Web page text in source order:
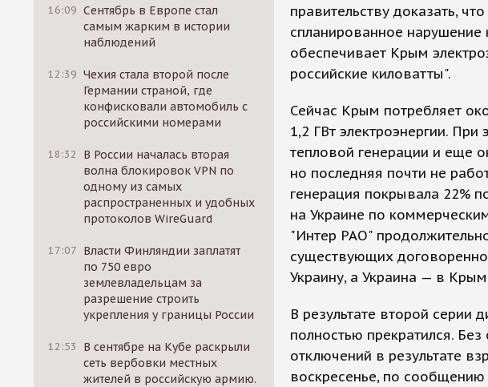
16:09 Сентябрь в Европе стал
самым жарким в истории
наблюдений
12:39 Чехия стала второй после
Германии страной, где
конфисковали автомобиль с
российскими номерами
18:32
В России началась вторая
волна блокировок VPN по
одному из самых
распространенных и удобных
протоколов WireGuard
17:07 Власти Финляндии заплатят
по 750 евро
землевладельцам за
разрешение строить
укрепления у границы России
12:53
В сентябре на Кубе раскрыли
сеть вербовки местных
жителей в российскую армию.
правительству доказать,
спланированное нарушение
обеспечивает Крым
российские киловатты".
Сейчас Крым потребляет
1,2 ГВт электроэнергии.
тепловой генерации и еще
но последняя почти не
генерация покрывала 22%
на Украине по
"Интер РАО"
существующих
Украину, а Украина — в
В результате второй серии
полностью прекратился.
отключений в результате
воскресенье, по